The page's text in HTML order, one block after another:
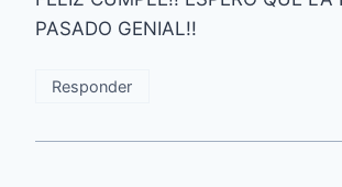
PASADO GENIAL!!
Responder